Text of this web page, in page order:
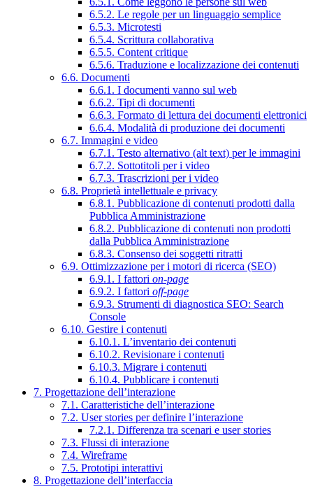
6.5.2. Le regole per un linguaggio semplice
6.5.3. Microtesti
6.5.4. Scrittura collaborativa
6.5.5. Content critique
6.5.6. Traduzione e localizzazione dei contenuti
6.6. Documenti
6.6.1. I documenti vanno sul web
6.6.2. Tipi di documenti
6.6.3. Formato di lettura dei documenti elettronici
6.6.4. Modalità di produzione dei documenti
6.7. Immagini e video
6.7.1. Testo alternativo (alt text) per le immagini
6.7.2. Sottotitoli per i video
6.7.3. Trascrizioni per i video
6.8. Proprietà intellettuale e privacy
6.8.1. Pubblicazione di contenuti prodotti dalla
Pubblica Amministrazione
6.8.2. Pubblicazione di contenuti non prodotti
dalla Pubblica Amministrazione
6.8.3. Consenso dei soggetti ritratti
6.9. Ottimizzazione per i motori di ricerca (SEO)
6.9.1. I fattori on-page
6.9.2. I fattori off-page
6.9.3. Strumenti di diagnostica SEO: Search
Console
6.10. Gestire i contenuti
6.10.1. L’inventario dei contenuti
6.10.2. Revisionare i contenuti
6.10.3. Migrare i contenuti
6.10.4. Pubblicare i contenuti
7. Progettazione dell’interazione
7.1. Caratteristiche dell’interazione
7.2. User stories per definire l’interazione
7.2.1. Differenza tra scenari e user stories
7.3. Flussi di interazione
7.4. Wireframe
7.5. Prototipi interattivi
8. Progettazione dell’interfaccia